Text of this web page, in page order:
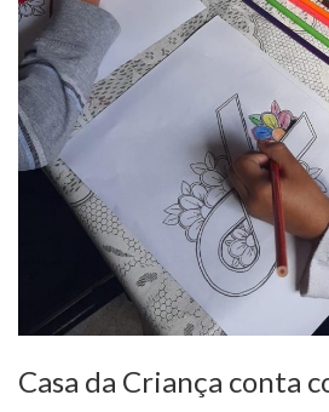
Casa da Criança conta